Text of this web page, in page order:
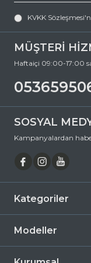
aksesuardır. Bu fırsatı
Ürün Açıklaması
Çerçeve Şekli
Çerçeve Rengi
Çerçeve Materyali
Cam Rengi
Degrade
Polarize
Ayna
Fotokromik
MÜŞTERİ
Haftaiçi 09:00-17:00
KVKK
SOSYAL
Kampanyalardan
Kategoriler
Modeller